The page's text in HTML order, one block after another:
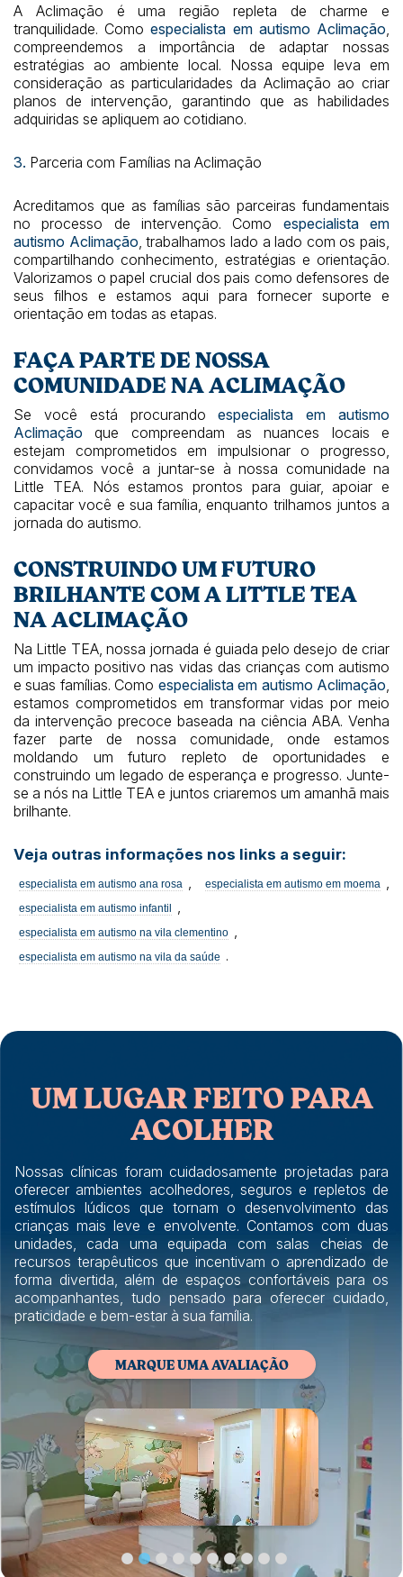
A Aclimação é uma região repleta de charme e
tranquilidade. Comoespecialista em autismo Aclimação
compreendemos a importância de adaptar nossas
estratégias ao ambiente local. Nossa equipe leva em
consideração as particularidades da Aclimação ao criar
planos de intervenção, garantindo que as habilidades
adquiridas se apliquem ao cotidiano.
3. Parceria com Famílias na Aclimação
Acreditamos que as famílias são parceiras fundamentais
no processo de intervenção. Como especialista em
autismo Aclimação , trabalhamos lado a lado com os pais,
compartilhando conhecimento, estratégias e orientação.
Valorizamos o papel crucial dos pais como defensores de
seus filhos e estamos aqui para fornecer suporte e
orientação em todas as etapas.
FAÇA PARTE DE NOSSA
COMUNIDADE NA ACLIMAÇÃO
Se você está procurandoespecialista em autismo
Aclimação que compreendam as nuances locais e
estejam comprometidos em impulsionar o progresso,
convidamos você a juntar-se à nossa comunidade na
Little TEA. Nós estamos prontos para guiar, apoiar e
capacitar você e sua família, enquanto trilhamos juntos a
jornada do autismo.
CONSTRUINDO UM FUTURO
BRILHANTE COM A LITTLE TEA
NA ACLIMAÇÃO
Na Little TEA, nossa jornada é guiada pelo desejo de criar
um impacto positivo nas vidas das crianças com autismo
e suas famílias. Como especialista em autismo Aclimação
estamos comprometidos em transformar vidas por meio
da intervenção precoce baseada na ciência ABA. Venha
fazer parte de nossa comunidade, onde estamos
moldando um futuro repleto de oportunidades e
construindo um legado de esperança e progresso. Junte-
se a nós na Little TEA e juntos criaremos um amanhã mais
brilhante.
Veja outras informações nos links a seguir:
especialista em autismo ana rosa especialista em autismo em moema
especialista em autismo infantil
especialista em autismo na vila clementino
especialista em autismo na vila da saúde .
UM LUGAR FEITO PARA
ACOLHER
Nossas clínicas foram cuidadosamente projetadas para
oferecer ambientes acolhedores, seguros e repletos de
estímulos lúdicos que tornam o desenvolvimento das
crianças mais leve e envolvente. Contamos com duas
unidades, cada uma equipada com salas cheias de
recursos terapêuticos que incentivam o aprendizado de
forma divertida, além de espaços confortáveis para os
acompanhantes, tudo pensado para oferecer cuidado,
praticidade e bem-estar à sua família.
MARQUE UMA AVALIAÇÃO